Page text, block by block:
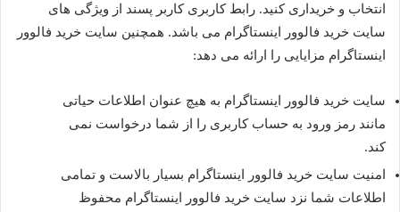
انتخاب و خریداری کنید. رابط کاربری کاربر پسند از ویژگی های
سایت خرید فالوور اینستاگرام می باشد. همچنین سایت خرید فالوور
اینستاگرام مزایایی را ارائه می دهد:
سایت خرید فالوور اینستاگرام به هیچ عنوان اطلاعات حیاتی
مانند رمز ورود به حساب کاربری را از شما درخواست نمی
کند.
امنیت سایت خرید فالوور اینستاگرام بسیار بالاست و تمامی
اطلاعات شما نزد سایت خرید فالوور اینستاگرام محفوظ